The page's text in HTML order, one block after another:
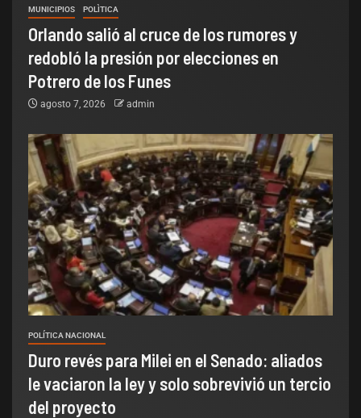
MUNICIPIOS POLÌTICA
Orlando salió al cruce de los rumores y
redobló la presión por elecciones en
Potrero de los Funes
agosto 7, 2026 admin
POLÍTICA NACIONAL
Duro revés para Milei en el Senado: aliados
le vaciaron la ley y solo sobrevivió un tercio
del proyecto